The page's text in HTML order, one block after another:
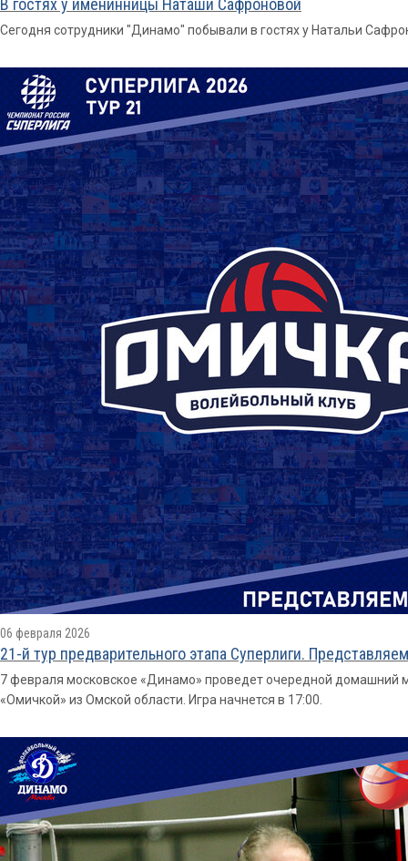
В гостях у именинницы Наташи Сафроновой
Сегодня сотрудники "Динамо" побывали в гостях у Натальи
06 февраля 2026
21-й тур предварительного этапа Суперлиги.
7 февраля московское «Динамо» проведет очередной домашний
«Омичкой» из Омской области. Игра начнется в 17:00.